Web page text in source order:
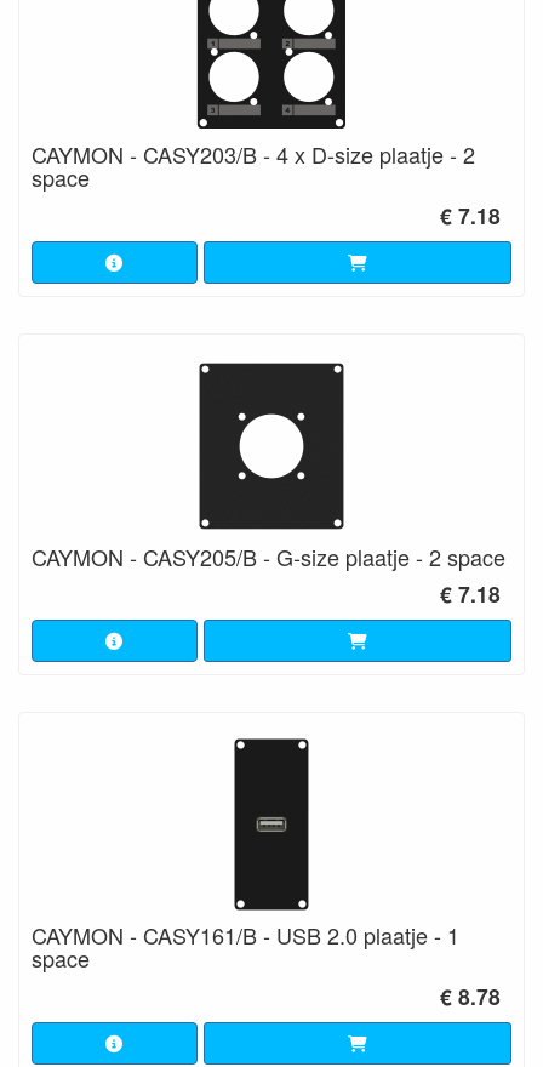
CAYMON - CASY203/B - 4 x D-size plaatje - 2
space
€ 7.18
CAYMON - CASY205/B - G-size plaatje - 2 space
€ 7.18
CAYMON - CASY161/B - USB 2.0 plaatje - 1
space
€ 8.78